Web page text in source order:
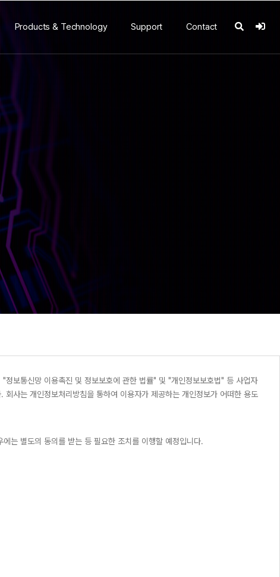
Products & Technology Support Contact
보통신망 이용촉진 및 정보보호에 관한 법률" 및 "개인정보보호법" 등 사업자
사는 개인정보처리방침을 통하여 이용자가 제공하는 개인정보가 어떠한 용도
는 별도의 동의를 받는 등 필요한 조치를 이행할 예정입니다.